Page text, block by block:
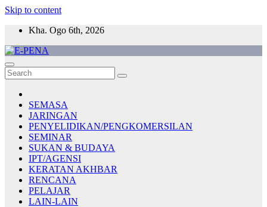
Skip to content
Kha. Ogo 6th, 2026
E-PENA
Berita Digital Terkini
SEMASA
JARINGAN
PENYELIDIKAN/PENGKOMERSILAN
SEMINAR
SUKAN & BUDAYA
IPT/AGENSI
KERATAN AKHBAR
RENCANA
PELAJAR
LAIN-LAIN